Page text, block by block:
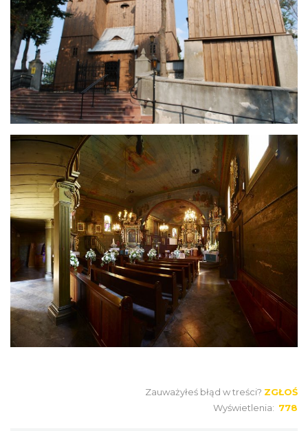
Zauważyłeś błąd w treści? ZGŁOŚ
Wyświetlenia: 778